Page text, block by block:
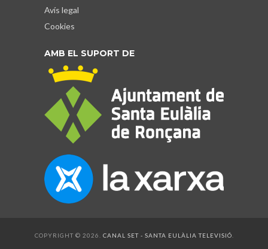
Avís legal
Cookies
AMB EL SUPORT DE
COPYRIGHT © 2026. CANAL SET - SANTA EULÀLIA TELEVISIÓ